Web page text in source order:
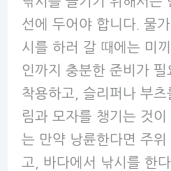
선에 두어야 합니다. 물
시를 하러 갈 때에는 미
인까지 충분한 준비가
착용하고, 슬리퍼나 부
림과 모자를 챙기는 것이
는 만약 낭륜한다면 주위
고, 바다에서 낚시를 한